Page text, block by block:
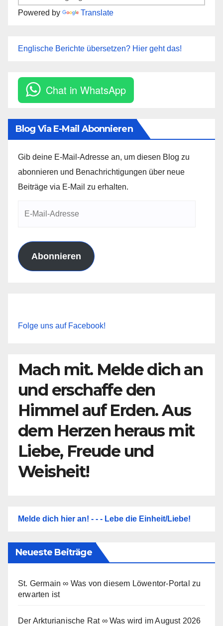
Powered by Translate
Englische Berichte übersetzen? Hier geht das!
Chat in WhatsApp
Blog Via E-Mail Abonnieren
Gib deine E-Mail-Adresse an, um diesen Blog zu
abonnieren und Benachrichtigungen über neue
Beiträge via E-Mail zu erhalten.
Abonnieren
Folge uns auf Facebook!
Mach mit. Melde dich an
und erschaffe den
Himmel auf Erden. Aus
dem Herzen heraus mit
Liebe, Freude und
Weisheit!
Melde dich hier an! - - - Lebe die Einheit/Liebe!
Neueste Beiträge
St. Germain ∞ Was von diesem Löwentor-Portal zu
erwarten ist
Der Arkturianische Rat ∞ Was wird im August 2026